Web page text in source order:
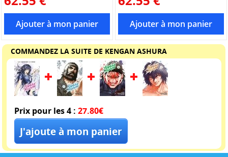
COMMANDEZ LA SUITE DE KENGAN ASHURA
Prix pour les 4 : 27.80€